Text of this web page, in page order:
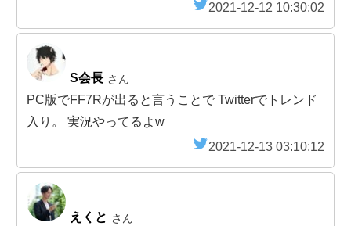
2021-12-12 10:30:02
S会長 さん
PC版でFF7Rが出ると言うことで Twitterでトレンド
入り。 実況やってるよw
2021-12-13 03:10:12
えくと さん